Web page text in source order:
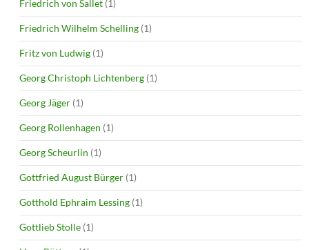
Friedrich von Sallet (1)
Friedrich Wilhelm Schelling (1)
Fritz von Ludwig (1)
Georg Christoph Lichtenberg (1)
Georg Jäger (1)
Georg Rollenhagen (1)
Georg Scheurlin (1)
Gottfried August Bürger (1)
Gotthold Ephraim Lessing (1)
Gottlieb Stolle (1)